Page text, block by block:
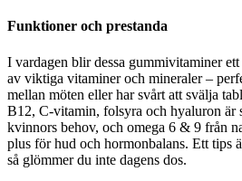
Funktioner och prestanda
I vardagen blir dessa gummivitaminer
av viktiga vitaminer och mineraler –
mellan möten eller har svårt att svälja
B12, C-vitamin, folsyra och hyaluron är
kvinnors behov, och omega 6 & 9 från
plus för hud och hormonbalans. Ett tips
så glömmer du inte dagens dos.